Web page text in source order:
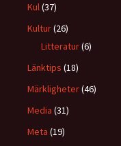
Kul(37)
Kultur(26)
Litteratur(6)
Länktips (18)
Märkligheter(46)
Media (31)
Meta (19)